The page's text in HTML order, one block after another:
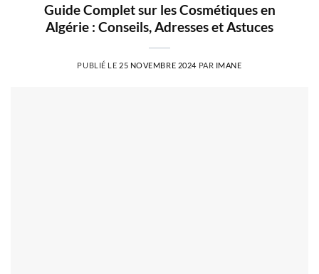
Guide Complet sur les Cosmétiques en
Algérie : Conseils, Adresses et Astuces
PUBLIÉ LE 25 NOVEMBRE 2024 PAR IMANE